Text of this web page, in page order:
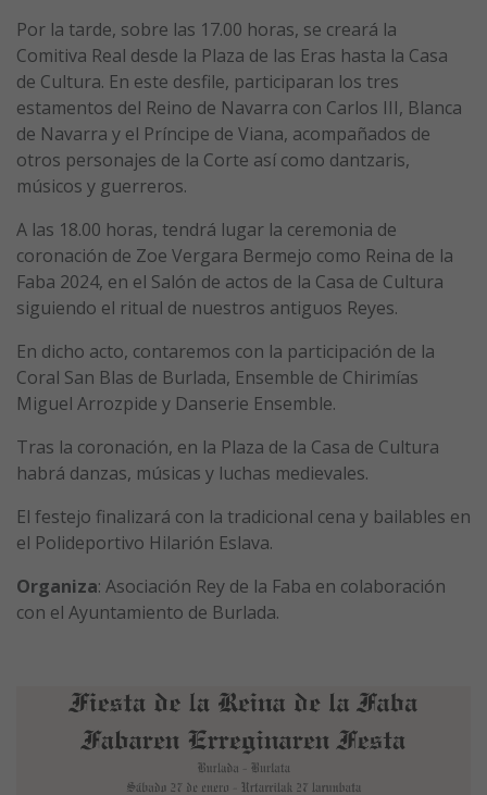
Por la tarde, sobre las 17.00 horas, se creará la
Comitiva Real desde la Plaza de las Eras hasta la Casa
de Cultura. En este desfile, participaran los tres
estamentos del Reino de Navarra con Carlos III, Blanca
de Navarra y el Príncipe de Viana, acompañados de
otros personajes de la Corte así como dantzaris,
músicos y guerreros.
A las 18.00 horas, tendrá lugar la ceremonia de
coronación de Zoe Vergara Bermejo como Reina de la
Faba 2024, en el Salón de actos de la Casa de Cultura
siguiendo el ritual de nuestros antiguos Reyes.
En dicho acto, contaremos con la participación de la
Coral San Blas de Burlada, Ensemble de Chirimías
Miguel Arrozpide y Danserie Ensemble.
Tras la coronación, en la Plaza de la Casa de Cultura
habrá danzas, músicas y luchas medievales.
El festejo finalizará con la tradicional cena y bailables en
el Polideportivo Hilarión Eslava.
Organiza: Asociación Rey de la Faba en colaboración
con el Ayuntamiento de Burlada.